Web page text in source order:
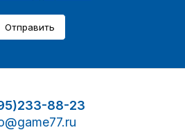
Отправить
88-23